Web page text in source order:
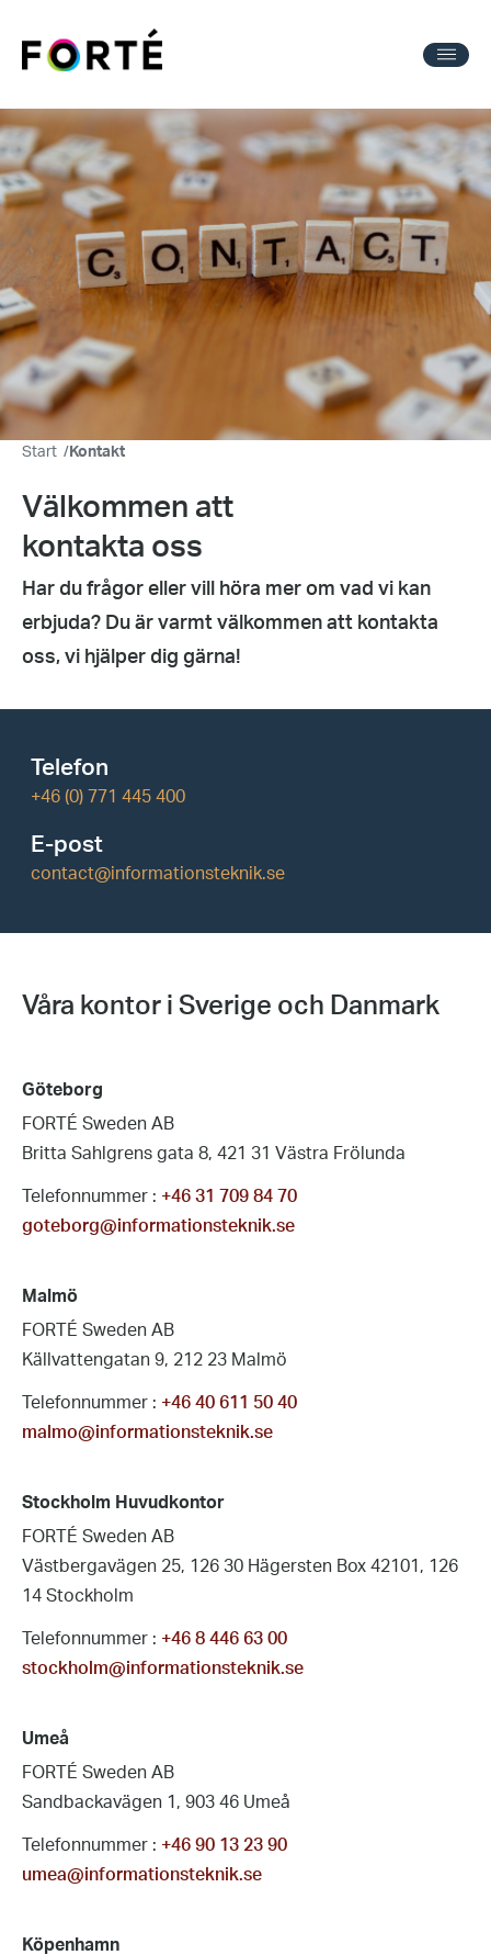
Start / Kontakt
Välkommen att
kontakta oss
Har du frågor eller vill höra mer om vad vi kan
erbjuda? Du är varmt välkommen att kontakta
oss, vi hjälper dig gärna!
Telefon
+46 (0) 771 445 400
E-post
contact@informationsteknik.se
Våra kontor i Sverige och Danmark
Göteborg
FORTÉ Sweden AB
Britta Sahlgrens gata 8, 421 31 Västra Frölunda
Telefonnummer : +46 31 709 84 70
goteborg@informationsteknik.se
Malmö
FORTÉ Sweden AB
Källvattengatan 9, 212 23 Malmö
Telefonnummer : +46 40 611 50 40
malmo@informationsteknik.se
Stockholm Huvudkontor
FORTÉ Sweden AB
Västbergavägen 25, 126 30 Hägersten Box 42101, 126
14 Stockholm
Telefonnummer : +46 8 446 63 00
stockholm@informationsteknik.se
Umeå
FORTÉ Sweden AB
Sandbackavägen 1, 903 46 Umeå
Telefonnummer : +46 90 13 23 90
umea@informationsteknik.se
Köpenhamn